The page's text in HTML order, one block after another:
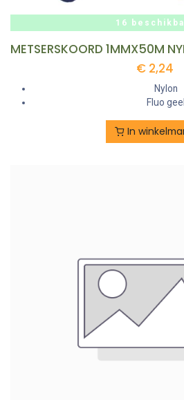
16
€ 2,24
Nylon
Fluo geel
In